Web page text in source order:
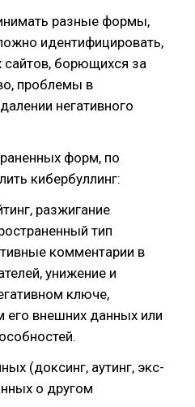
разные формы,
идентифицировать,
сайтов, борющихся за
проблемы в
негативного
форм, по
кибербуллинг:
разжигание
тип
комментарии в
унижение и
ключе,
его внешних данных или
(доксинг, аутинг, экс-
о другом